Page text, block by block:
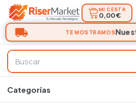
MI CESTA
0,00 €